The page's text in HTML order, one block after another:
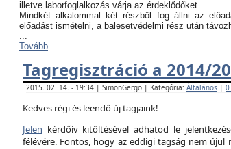
illetve laborfoglalkozás várja az érdeklődőket.
Mindkét alkalommal két részből fog állni az
előadást ismételni, a balesetvédelmi rész után
...
Tovább
Tagregisztráció a 2014/
2015. 02. 14. - 19:34 | SimonGergo | Kategória: Általános |
Kedves régi és leendő új tagjaink!
Jelen kérdőív kitöltésével adhatod le
félévére. Fontos, hogy az eddigi tagság nem